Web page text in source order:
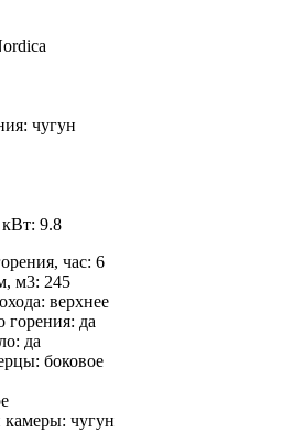
чугун
9.8
час: 6
м3: 245
верхнее
горения: да
да
боковое
камеры: чугун